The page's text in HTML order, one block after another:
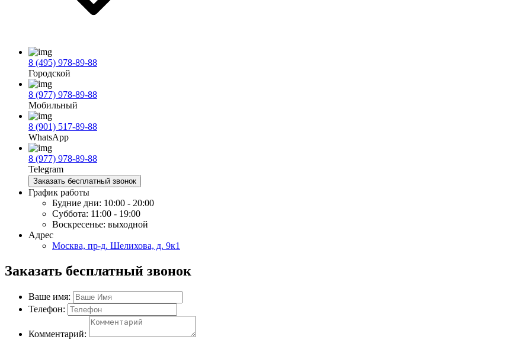
8 (495) 978-89-88
Городской
8 (977) 978-89-88
Мобильный
8 (901) 517-89-88
WhatsApp
8 (977) 978-89-88
Telegram
Заказать бесплатный звонок
График работы
Будние дни: 10:00 - 20:00
Суббота: 11:00 - 19:00
Воскресенье: выходной
Адрес
Москва, пр-д. Шелихова, д. 9к1
Заказать бесплатный звонок
Ваше имя:
Телефон:
Комментарий: